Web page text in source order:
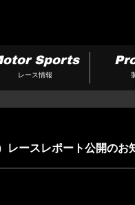
Sports
レース情報
レースレポート公開のお